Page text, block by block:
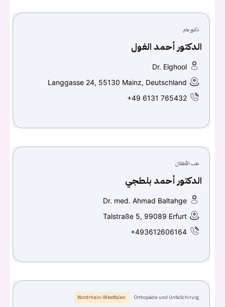
كلمه السرهل نسيت كلمة السر؟
Don't have an account?
Continue withFacebook
Google
دكتور عام
الدكتور أحمد الغول
Dr. Elghool
Langgasse 24, 55130 Mainz, Deutschland
+49 6131 765432
طب الأطفال
الدكتور أحمد بلطجي
Dr. med. Ahmad Baltahge
Talstraße 5, 99089 Erfurt
+493612606164
Orthopäde und Unfallchirurg
Nordrhein-Westfalen